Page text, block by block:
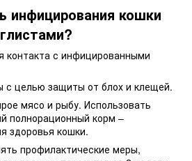
инфицирования кошки
глистами?
контакта с инфицированными
с целью защиты от блох и клещей.
мясо и рыбу. Использовать
полнорационный корм –
здоровья кошки.
профилактические меры,